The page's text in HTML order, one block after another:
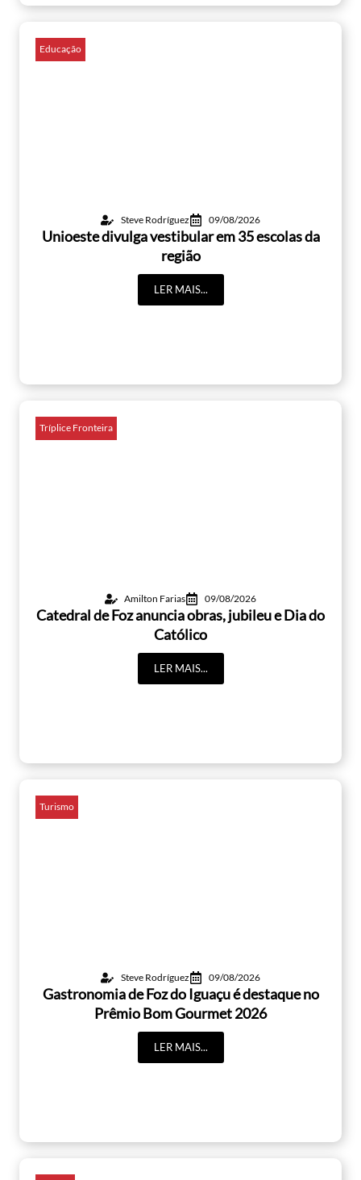
Educação
Steve Rodríguez 09/08/2026
Unioeste divulga vestibular em 35 escolas da
região
LER MAIS...
Tríplice Fronteira
Amilton Farias 09/08/2026
Catedral de Foz anuncia obras, jubileu e Dia do
Católico
LER MAIS...
Turismo
Steve Rodríguez 09/08/2026
Gastronomia de Foz do Iguaçu é destaque no
Prêmio Bom Gourmet 2026
LER MAIS...